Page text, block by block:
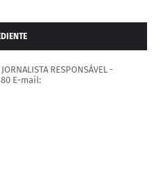
RESPONSÁVEL -
E-mail: